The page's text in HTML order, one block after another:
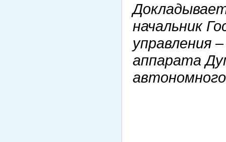
начальник
управления
аппарата